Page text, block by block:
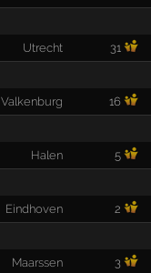
Utrecht 31
Valkenburg 16
Halen 5
Eindhoven 2
Maarssen 3